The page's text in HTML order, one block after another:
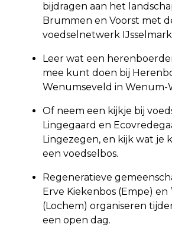
bijdragen aan het
Brummen en Voorst met
voedselnetwerk
Leer wat een
mee kunt doen bij
Wenumseveld in Wenum-
Of neem een kijkje bij
Lingegaard en
Lingezegen, en kijk wat je
een voedselbos.
Regeneratieve
Erve Kiekenbos (Empe) en
(Lochem) organiseren
een open dag.